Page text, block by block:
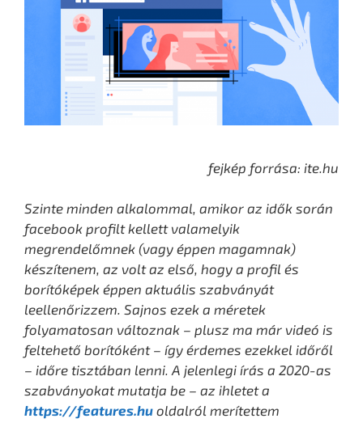
fejkép forrása: ite.hu
Szinte minden alkalommal, amikor az idők során
facebook profilt kellett valamelyik
megrendelőmnek (vagy éppen magamnak)
készítenem, az volt az első, hogy a profil és
borítóképek éppen aktuális szabványát
leellenőrizzem. Sajnos ezek a méretek
folyamatosan változnak – plusz ma már videó is
feltehető borítóként – így érdemes ezekkel időről
– időre tisztában lenni. A jelenlegi írás a 2020-as
szabványokat mutatja be – az ihletet a
https://features.hu oldalról merítettem